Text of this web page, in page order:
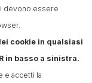
devono essere
cookie in qualsiasi
in basso a sinistra.
e accetti la